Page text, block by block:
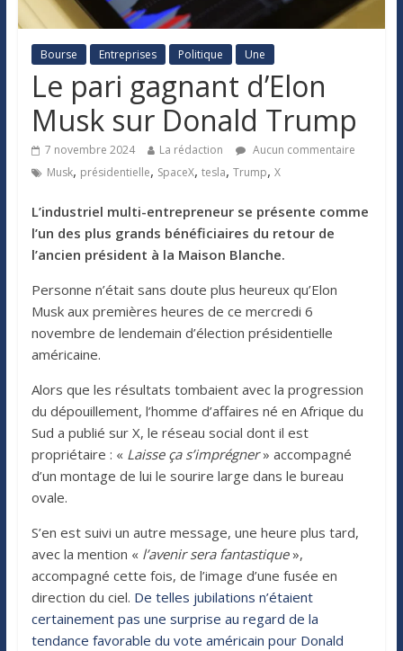
Bourse Entreprises Politique Une
Le pari gagnant d’Elon
Musk sur Donald Trump
7 novembre 2024 La rédaction
Aucun commentaire
Musk, présidentielle, SpaceX, tesla, Trump, X
L’industriel multi-entrepreneur se présente comme
l’un des plus grands bénéficiaires du retour de
l’ancien président à la Maison Blanche.
Personne n’était sans doute plus heureux qu’Elon
Musk aux premières heures de ce mercredi 6
novembre de lendemain d’élection présidentielle
américaine.
Alors que les résultats tombaient avec la progression
du dépouillement, l’homme d’affaires né en Afrique du
Sud a publié sur X, le réseau social dont il est
propriétaire : « Laisse ça s’imprégner» accompagné
d’un montage de lui le sourire large dans le bureau
ovale.
S’en est suivi un autre message, une heure plus tard,
avec la mention «l’avenir sera fantastique»,
accompagné cette fois, de l’image d’une fusée en
direction du ciel. De telles jubilations n’étaient
certainement pas une surprise au regard de la
tendance favorable du vote américain pour Donald